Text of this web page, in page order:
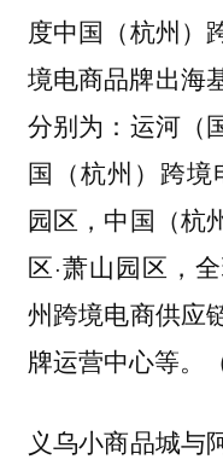
度中国（杭州）
境电商品牌出海
分别为：运河（
国（杭州）跨境
园区，中国（杭
区·萧山园区，
州跨境电商供应
牌运营中心等。
义乌小商品城与